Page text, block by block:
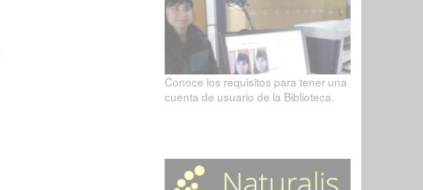
Conoce los requisitos para tener una
cuenta de usuario de la Biblioteca.